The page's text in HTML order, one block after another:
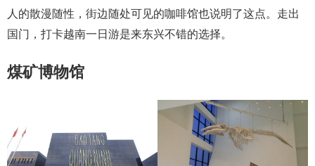
人的散漫随性，街边随处可见的咖啡馆也说明了这点。走出
国门，打卡越南一日游是来东兴不错的选择。
煤矿博物馆